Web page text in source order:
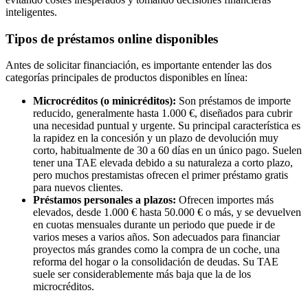
inteligentes.
Tipos de préstamos online disponibles
Antes de solicitar financiación, es importante entender las dos
categorías principales de productos disponibles en línea:
Microcréditos (o minicréditos): Son préstamos de importe
reducido, generalmente hasta 1.000 €, diseñados para cubrir
una necesidad puntual y urgente. Su principal característica es
la rapidez en la concesión y un plazo de devolución muy
corto, habitualmente de 30 a 60 días en un único pago. Suelen
tener una TAE elevada debido a su naturaleza a corto plazo,
pero muchos prestamistas ofrecen el primer préstamo gratis
para nuevos clientes.
Préstamos personales a plazos: Ofrecen importes más
elevados, desde 1.000 € hasta 50.000 € o más, y se devuelven
en cuotas mensuales durante un periodo que puede ir de
varios meses a varios años. Son adecuados para financiar
proyectos más grandes como la compra de un coche, una
reforma del hogar o la consolidación de deudas. Su TAE
suele ser considerablemente más baja que la de los
microcréditos.